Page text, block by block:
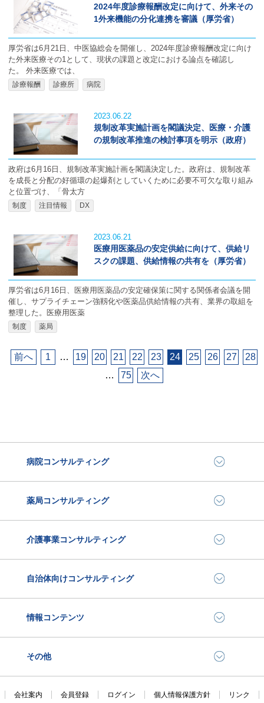
2024年度診療報酬改定に向けて、外来その
1外来機能の分化連携を審議（厚労省）
厚労省は6月21日、中医協総会を開催し、2024年度診療報酬改定に向け
た外来医療その1として、現状の課題と改定における論点を確認し
た。 外来医療では、
診療報酬 診療所 病院
2023.06.22
規制改革実施計画を閣議決定、医療・介護
の規制改革推進の検討事項を明示（政府）
政府は6月16日、規制改革実施計画を閣議決定した。政府は、規制改革
を成長と分配の好循環の起爆剤としていくために必要不可欠な取り組み
と位置づけ、「骨太方
制度 注目情報 DX
2023.06.21
医療用医薬品の安定供給に向けて、供給リ
スクの課題、供給情報の共有を（厚労省）
厚労省は6月16日、医療用医薬品の安定確保策に関する関係者会議を開
催し、サプライチェーン強靱化や医薬品供給情報の共有、業界の取組を
整理した。医療用医薬
制度 薬局
前へ 1 … 19 20 21 22 23 24 25 26 27
28
…
75 次へ
病院コンサルティング
薬局コンサルティング
介護事業コンサルティング
自治体向けコンサルティング
情報コンテンツ
その他
会社案内 会員登録 ログイン 個人情報保護方針 リンク